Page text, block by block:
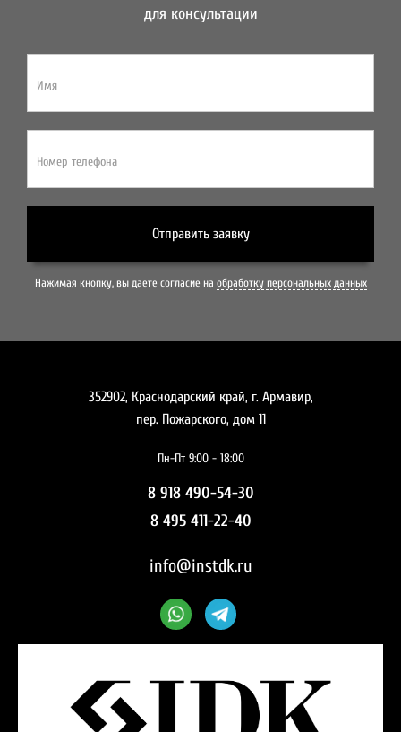
для консультации
Имя
Номер телефона
Отправить заявку
Нажимая кнопку, вы даете согласие на обработку персональных данных
352902, Краснодарский край, г. Армавир,
пер. Пожарского, дом 11
Пн-Пт 9:00 - 18:00
8 918 490-54-30
8 495 411-22-40
info@instdk.ru